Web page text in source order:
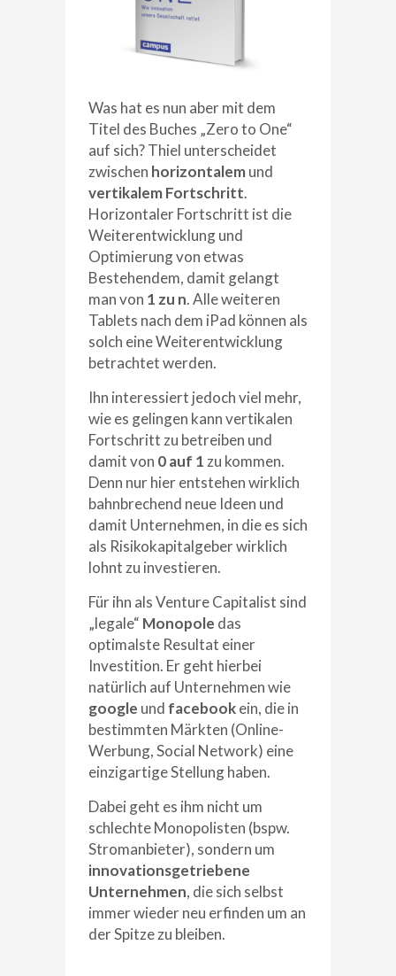
Was hat es nun aber mit dem
Titel des Buches „Zero to One“
auf sich? Thiel unterscheidet
zwischen horizontalemund
vertikalemFortschritt.
Horizontaler Fortschritt ist die
Weiterentwicklung und
Optimierung von etwas
Bestehendem, damit gelangt
man von 1 zu n. Alle weiteren
Tablets nach dem iPad können als
solch eine Weiterentwicklung
betrachtet werden.
Ihn interessiert jedoch viel mehr,
wie es gelingen kann vertikalen
Fortschritt zu betreiben und
damit von 0 auf 1 zu kommen.
Denn nur hier entstehen wirklich
bahnbrechend neue Ideen und
damit Unternehmen, in die es sich
als Risikokapitalgeber wirklich
lohnt zu investieren.
Für ihn als Venture Capitalist sind
„legale“ Monopole das
optimalste Resultat einer
Investition. Er geht hierbei
natürlich auf Unternehmen wie
google und facebookein, die in
bestimmten Märkten (Online-
Werbung, Social Network) eine
einzigartige Stellung haben.
Dabei geht es ihm nicht um
schlechte Monopolisten (bspw.
Stromanbieter), sondern um
innovationsgetriebene
Unternehmen, die sich selbst
immer wieder neu erfinden um an
der Spitze zu bleiben.